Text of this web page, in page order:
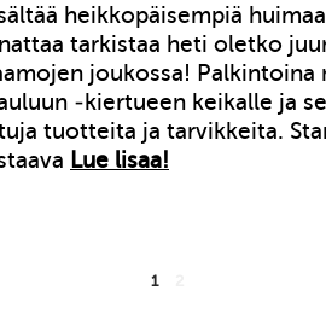
heikkopäisempiä
tarkistaa heti oletko
joukossa! Palkintoina
-kiertueen keikalle ja
tuotteita ja tarvikkeita.
Lue lisaa!
1